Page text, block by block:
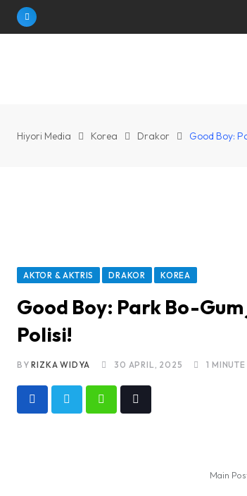
Skip
Hiyori Media Korea Drakor Good Boy:
AKTOR & AKTRIS DRAKOR KOREA
Good Boy: Park Bo-
Polisi!
BYRIZKA WIDYA 30 APRIL, 2025 1
Whatsapp
Tiktok
Main